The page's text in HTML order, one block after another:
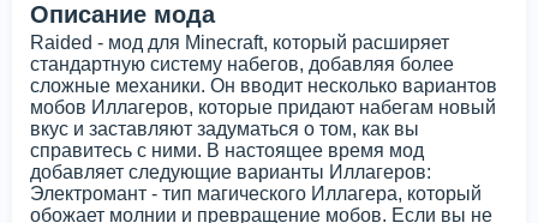
Описание мода
Raided - мод для Minecraft, который расширяет
стандартную систему набегов, добавляя более
сложные механики. Он вводит несколько вариантов
мобов Иллагеров, которые придают набегам новый
вкус и заставляют задуматься о том, как вы
справитесь с ними. В настоящее время мод
добавляет следующие варианты Иллагеров:
Электромант - тип магического Иллагера, который
обожает молнии и превращение мобов. Если вы не